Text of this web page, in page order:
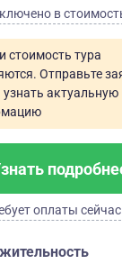
в
стоимость тура
Отправьте
актуальную
оплаты сейчас